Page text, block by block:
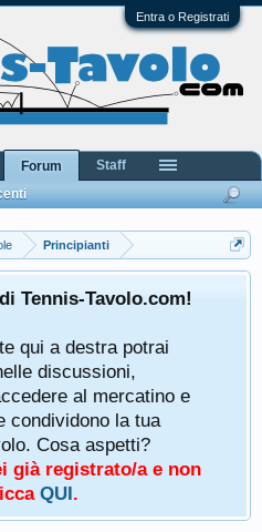
Entra o Registrati
Principianti
Tennis-Tavolo.com!
qui a destra potrai
discussioni,
al mercatino e
condividono la tua
Cosa aspetti?
già registrato/a e non
QUI.
Forum
Staff